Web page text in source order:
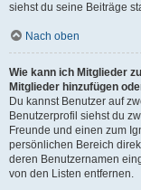
siehst du seine Beiträge
Nach oben
Wie kann ich Mitglieder
Mitglieder hinzufügen
Du kannst Benutzer auf
Benutzerprofil siehst du
Freunde und einen zum
persönlichen Bereich
deren Benutzernamen
von den Listen entfernen.